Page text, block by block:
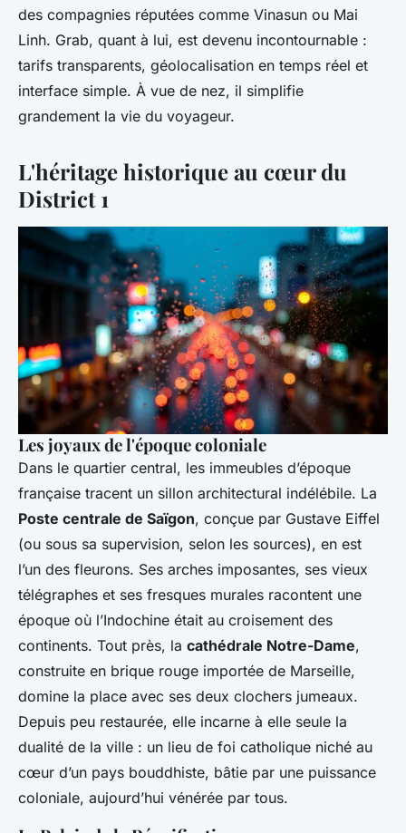
des compagnies réputées comme Vinasun ou Mai
Linh. Grab, quant à lui, est devenu incontournable :
tarifs transparents, géolocalisation en temps réel et
interface simple. À vue de nez, il simplifie
grandement la vie du voyageur.
L'héritage historique au cœur du
District 1
Les joyaux de l'époque coloniale
Dans le quartier central, les immeubles d’époque
française tracent un sillon architectural indélébile. La
Poste centrale de Saïgon, conçue par Gustave Eiffel
(ou sous sa supervision, selon les sources), en est
l’un des fleurons. Ses arches imposantes, ses vieux
télégraphes et ses fresques murales racontent une
époque où l’Indochine était au croisement des
continents. Tout près, la cathédrale Notre-Dame,
construite en brique rouge importée de Marseille,
domine la place avec ses deux clochers jumeaux.
Depuis peu restaurée, elle incarne à elle seule la
dualité de la ville : un lieu de foi catholique niché au
cœur d’un pays bouddhiste, bâtie par une puissance
coloniale, aujourd’hui vénérée par tous.